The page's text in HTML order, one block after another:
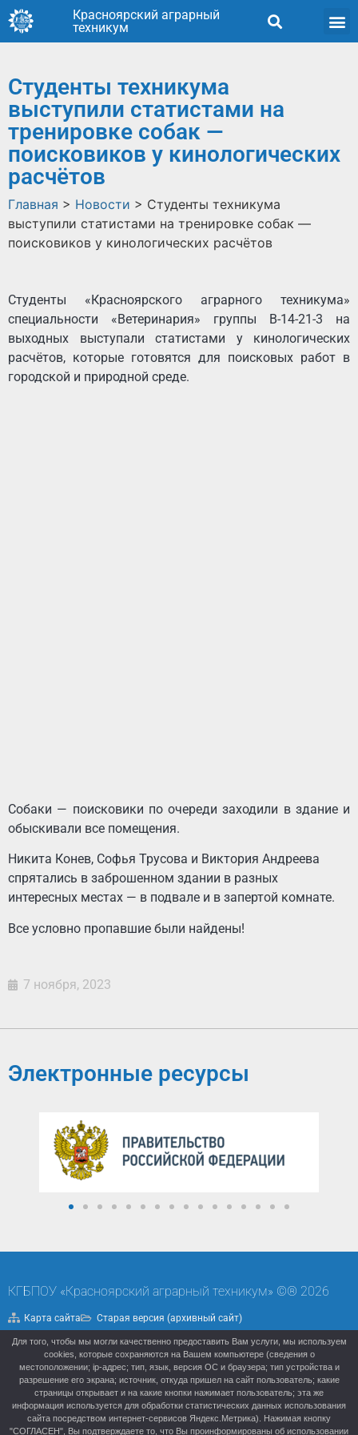
Красноярский аграрный
техникум
Студенты техникума
выступили статистами на
тренировке собак —
поисковиков у кинологических
расчётов
Главная > Новости > Студенты техникума
выступили статистами на тренировке собак —
поисковиков у кинологических расчётов
Студенты «Красноярского аграрного техникума»
специальности «Ветеринария» группы В-14-21-3 на
выходных выступали статистами у кинологических
расчётов, которые готовятся для поисковых работ в
городской и природной среде.
Собаки — поисковики по очереди заходили в здание и
обыскивали все помещения.
Никита Конев, Софья Трусова и Виктория Андреева
спрятались в заброшенном здании в разных
интересных местах — в подвале и в запертой комнате.
Все условно пропавшие были найдены!
7 ноября, 2023
Электронные ресурсы
КГБПОУ «Красноярский аграрный техникум» ©® 2026
Карта сайта Старая версия (архивный сайт)
Политика конфиденциальности
Для того, чтобы мы могли качественно предоставить Вам услуги, мы используем
cookies, которые сохраняются на Вашем компьютере (сведения о
местоположении; ip-адрес; тип, язык, версия ОС и браузера; тип устройства и
разрешение его экрана; источник, откуда пришел на сайт пользователь; какие
страницы открывает и на какие кнопки нажимает пользователь; эта же
информация используется для обработки статистических данных использования
сайта посредством интернет-сервисов Яндекс.Метрика). Нажимая кнопку
"СОГЛАСЕН", Вы подтверждаете то, что Вы проинформированы об использовании